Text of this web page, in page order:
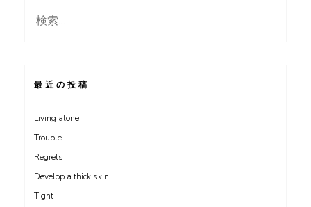
検
最近の投稿
Living alone
Trouble
Regrets
Develop a thick skin
Tight